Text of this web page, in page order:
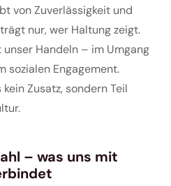
von Zuverlässigkeit und
nur, wer Haltung zeigt.
Handeln – im Umgang
sozialen Engagement.
Zusatz, sondern Teil
– was uns mit